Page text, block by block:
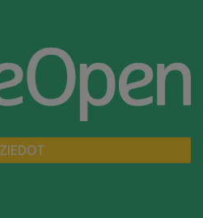
ZIEDOT